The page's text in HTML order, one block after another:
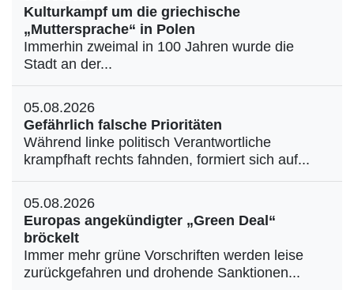
Kulturkampf um die griechische
„Muttersprache“ in Polen
Immerhin zweimal in 100 Jahren wurde die
Stadt an der...
05.08.2026
Gefährlich falsche Prioritäten
Während linke politisch Verantwortliche
krampfhaft rechts fahnden, formiert sich auf...
05.08.2026
Europas angekündigter „Green Deal“
bröckelt
Immer mehr grüne Vorschriften werden leise
zurückgefahren und drohende Sanktionen...